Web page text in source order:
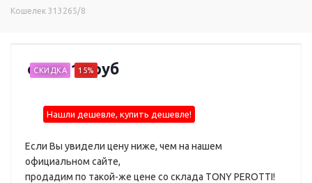
Кошелек 313265/8
СКИДКА 15%
от8 210 руб
Нашли дешевле, купить дешевле!
Если Вы увидели цену ниже, чем на нашем
официальном сайте,
продадим по такой-же цене со склада TONY PEROTTI!